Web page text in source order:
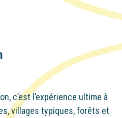
c’est l’expérience ultime à
villages typiques, forêts et